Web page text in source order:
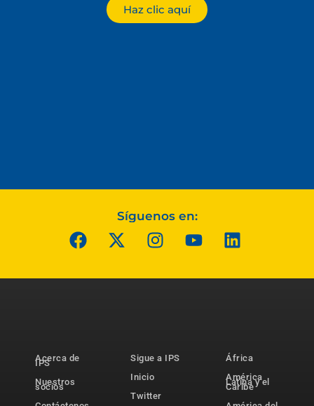
Haz clic aquí
Síguenos en:
Acerca de
IPS
Nuestros
socios
Sigue a IPS
Inicio
Twitter
África
América
Latina y el
Caribe